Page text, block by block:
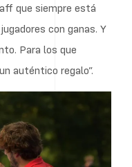
que siempre está
con ganas. Y
Para los que
auténtico regalo”.